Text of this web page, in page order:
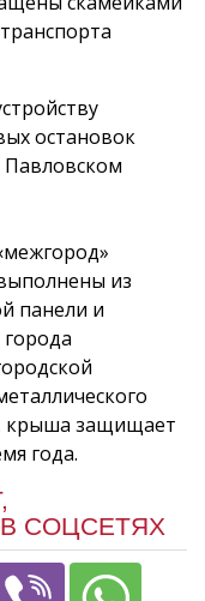
остановок
из
панели и
города
крыша защищает
года.
СОЦСЕТЯХ